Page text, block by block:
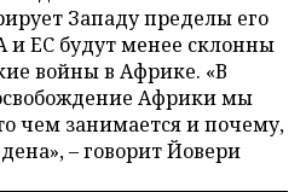
Западу пределы его
и ЕС будут менее склонны
войны в Африке. «В
Африки мы
чем занимается и почему,
– говорит Йовери